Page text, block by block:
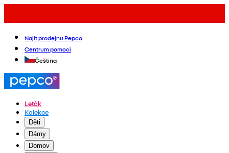
Najít prodejnu Pepco
Centrum pomoci
Čeština
Leták
Kolekce
Děti
Dámy
Domov